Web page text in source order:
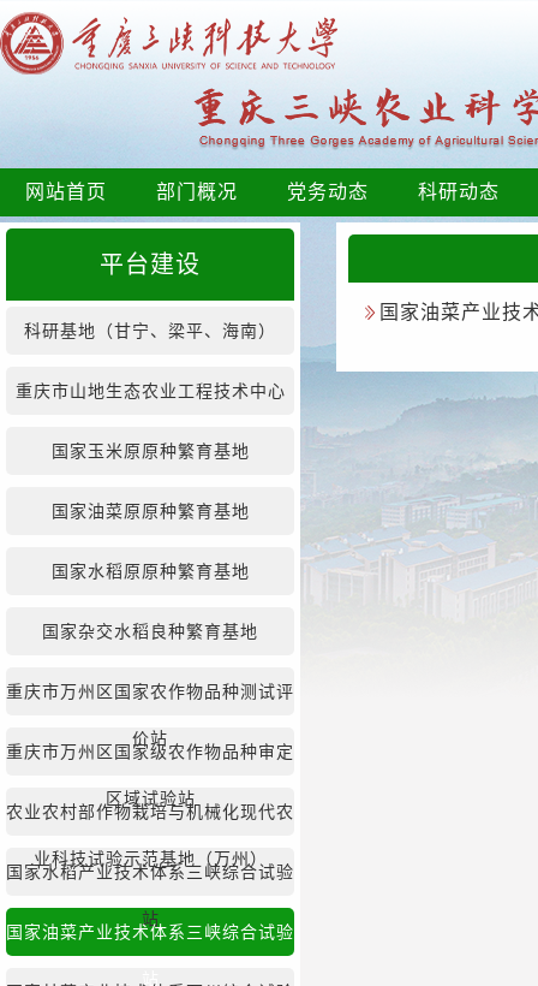
网站首页 部门概况 党务动态 科研动态
平台建设
科研基地（甘宁、梁平、海南）
重庆市山地生态农业工程技术中心
国家玉米原原种繁育基地
国家油菜原原种繁育基地
国家水稻原原种繁育基地
国家杂交水稻良种繁育基地
重庆市万州区国家农作物品种测试评
价站
重庆市万州区国家级农作物品种审定
区域试验站
农业农村部作物栽培与机械化现代农
业科技试验示范基地（万州）
国家水稻产业技术体系三峡综合试验
站
国家油菜产业技术体系三峡综合试验
站
国家油菜产业技